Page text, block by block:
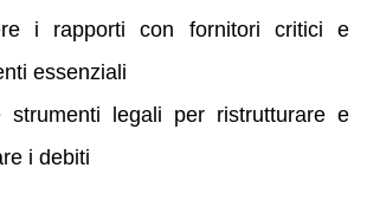
i rapporti con fornitori critici e
essenziali
strumenti legali per ristrutturare e
i debiti